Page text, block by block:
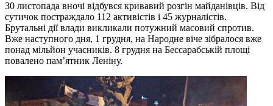
30 листопада вночі відбувся кривавий розгін майданівців. Від
сутичок постраждало 112 активістів і 45 журналістів.
Брутальні дії влади викликали потужний масовий спротив.
Вже наступного дня, 1 грудня, на Народне віче зібралося вже
понад мільйон учасників. 8 грудня на Бессарабській площі
повалено пам’ятник Леніну.